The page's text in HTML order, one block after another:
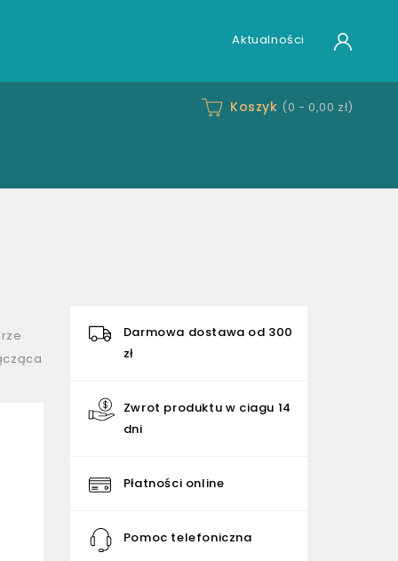
Aktualności
Koszyk (0 -0,00 zł)
Darmowa dostawa od 300
zł
Zwrot produktu w ciagu 14
dni
Płatności online
Pomoc telefoniczna